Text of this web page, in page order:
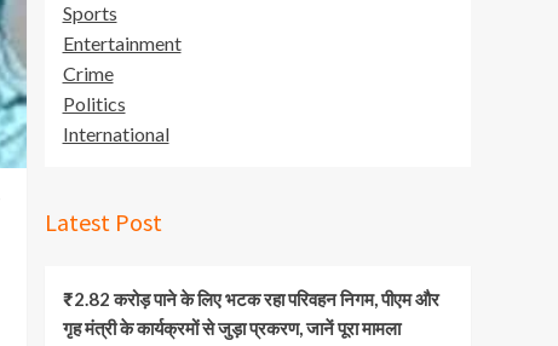
Sports
Entertainment
Crime
Politics
International
Latest Post
₹2.82 करोड़ पाने के लिए भटक रहा परिवहन निगम, पीएम और
गृह मंत्री के कार्यक्रमों से जुड़ा प्रकरण, जानें पूरा मामला